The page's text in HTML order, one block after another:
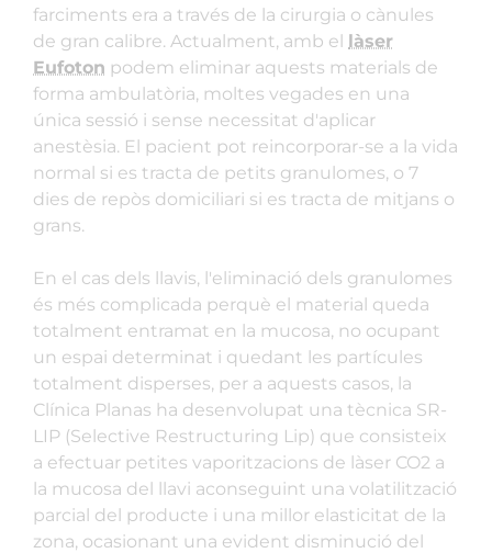
farciments era a través de la cirurgia o cànules
de gran calibre. Actualment, amb el làser
Eufoton podem eliminar aquests materials de
forma ambulatòria, moltes vegades en una
única sessió i sense necessitat d'aplicar
anestèsia. El pacient pot reincorporar-se a la vida
normal si es tracta de petits granulomes, o 7
dies de repòs domiciliari si es tracta de mitjans o
grans.
En el cas dels llavis, l'eliminació dels granulomes
és més complicada perquè el material queda
totalment entramat en la mucosa, no ocupant
un espai determinat i quedant les partícules
totalment disperses, per a aquests casos, la
Clínica Planas ha desenvolupat una tècnica SR-
LIP (Selective Restructuring Lip) que consisteix
a efectuar petites vaporitzacions de làser CO2 a
la mucosa del llavi aconseguint una volatilització
parcial del producte i una millor elasticitat de la
zona, ocasionant una evident disminució del